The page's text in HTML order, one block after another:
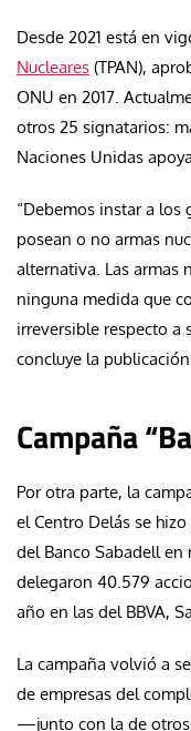
Desde 2021 está en
Nucleares (TPAN),
ONU en 2017.
otros 25 signatarios:
Naciones Unidas
“Debemos instar a los
posean o no armas
alternativa. Las armas
ninguna medida que
irreversible respecto a
concluye la publicación.
Campaña
Por otra parte, la
el Centro Delás se
del Banco Sabadell
delegaron 40.579
año en las del BBVA,
La campaña volvió a
de empresas del
—junto con la de